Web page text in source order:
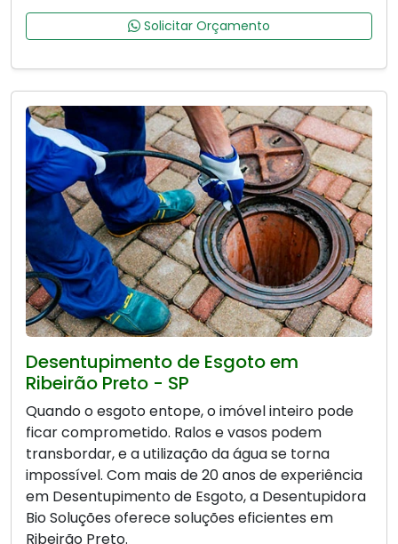
Solicitar Orçamento
Desentupimento de Esgoto em
Ribeirão Preto - SP
Quando o esgoto entope, o imóvel inteiro pode
ficar comprometido. Ralos e vasos podem
transbordar, e a utilização da água se torna
impossível. Com mais de 20 anos de experiência
em Desentupimento de Esgoto, a Desentupidora
Bio Soluções oferece soluções eficientes em
Ribeirão Preto.